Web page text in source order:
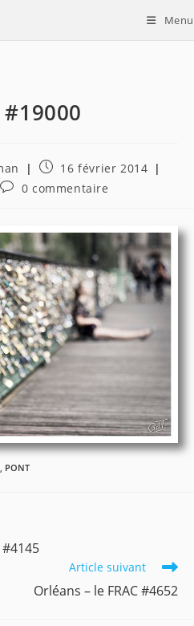
Menu
Publication
publiée :
16 février 2014
Commentaires
publication :
0 commentaire
PONT
Article suivant
Orléans – le FRAC #4652